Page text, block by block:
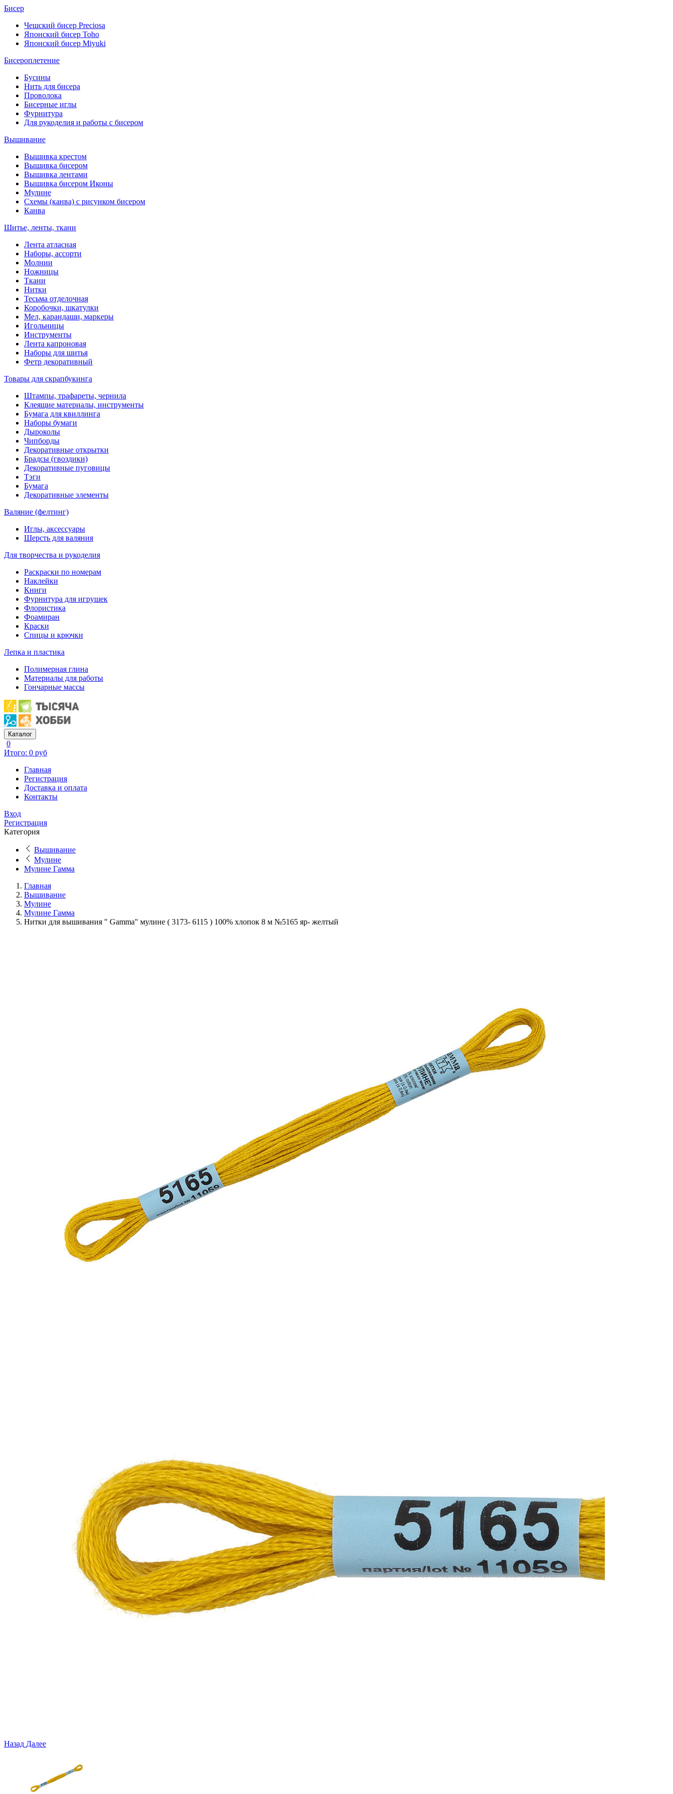
Бисер
Чешский бисер Preciosa
Японский бисер Toho
Японский бисер Miyuki
Бисероплетение
Бусины
Нить для бисера
Проволока
Бисерные иглы
Фурнитура
Для рукоделия и работы с бисером
Вышивание
Вышивка крестом
Вышивка бисером
Вышивка лентами
Вышивка бисером Иконы
Мулине
Схемы (канва) с рисунком бисером
Канва
Шитье, ленты, ткани
Лента атласная
Наборы, ассорти
Молнии
Ножницы
Ткани
Нитки
Тесьма отделочная
Коробочки, шкатулки
Мел, карандаши, маркеры
Игольницы
Инструменты
Лента капроновая
Наборы для шитья
Фетр декоративный
Товары для скрапбукинга
Штампы, трафареты, чернила
Клеящие материалы, инструменты
Бумага для квиллинга
Наборы бумаги
Дыроколы
Чипборды
Декоративные открытки
Брадсы (гвоздики)
Декоративные пуговицы
Тэги
Бумага
Декоративные элементы
Валяние (фелтинг)
Иглы, аксессуары
Шерсть для валяния
Для творчества и рукоделия
Раскраски по номерам
Наклейки
Книги
Фурнитура для игрушек
Флористика
Фоамиран
Краски
Спицы и крючки
Лепка и пластика
Полимерная глина
Материалы для работы
Гончарные массы
Каталог
0
Итого: 0 руб
Главная
Регистрация
Доставка и оплата
Контакты
Вход
Регистрация
Категория
Вышивание
Мулине
Мулине Гамма
Главная
Вышивание
Мулине
Мулине Гамма
Нитки для вышивания " Gamma" мулине ( 3173- 6115 ) 100% хлопок 8 м №5165 яр- желтый
Назад Далее